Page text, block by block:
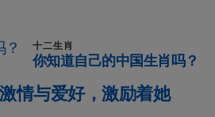
十二生肖
你知道自己的中国生肖吗？
情与爱好，激励着她